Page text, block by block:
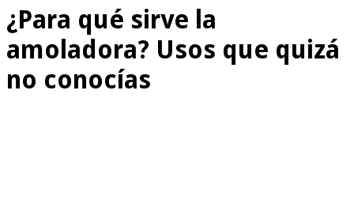
¿Para qué sirve la
amoladora? Usos que quizá
no conocías